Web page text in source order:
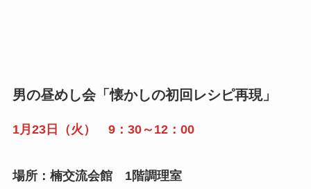
男の昼めし会「懐かしの初回レシピ再現」
1月23日（火） 9：30～12：00
場所：楠交流会館 1階調理室